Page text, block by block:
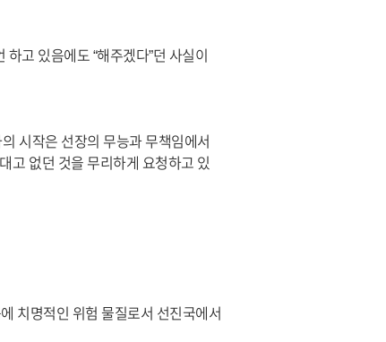
고 있음에도 “해주겠다”던 사실이
시작은 선장의 무능과 무책임에서
고 없던 것을 무리하게 요청하고 있
치명적인 위험 물질로서 선진국에서